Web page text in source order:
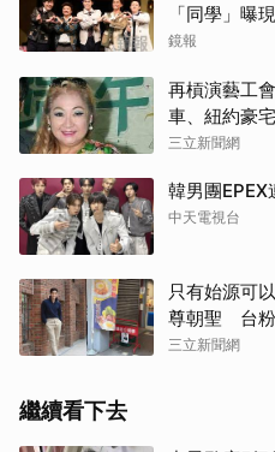
「同學」曝
懼」這件事
鏡報
再槓演藝工
車、紐約豪
三立新聞網
韓男團
中天電視台
只有始源可
尊朝聖 台粉
三立新聞網
繼續看下去